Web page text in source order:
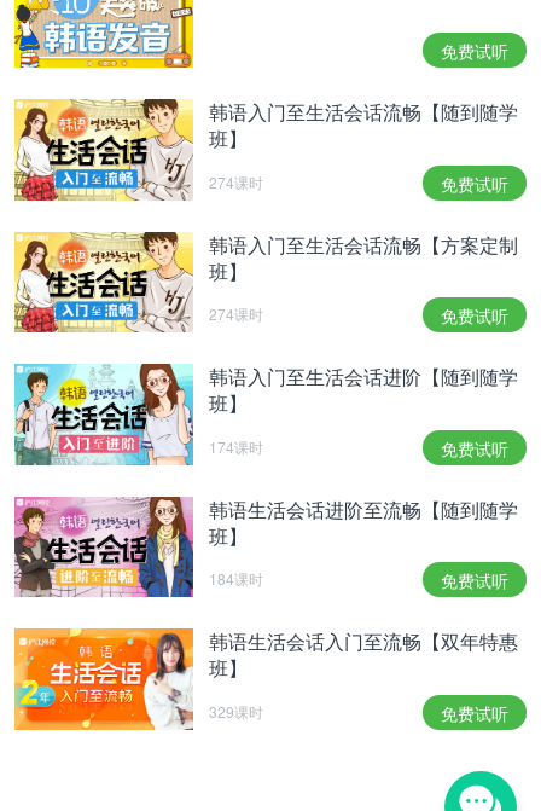
免费试听
韩语入门至生活会话流畅【随到随学
班】
274课时 免费试听
韩语入门至生活会话流畅【方案定制
班】
274课时 免费试听
韩语入门至生活会话进阶【随到随学
班】
174课时 免费试听
韩语生活会话进阶至流畅【随到随学
班】
184课时 免费试听
韩语生活会话入门至流畅【双年特惠
班】
329课时 免费试听